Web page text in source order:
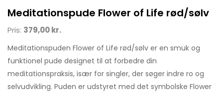
Meditationspude Flower of Life rød/sølv
Pris: 379,00 kr.
Meditationspuden Flower of Life rød/sølv er en smuk og
funktionel pude designet til at forbedre din
meditationspraksis, især for singler, der søger indre ro og
selvudvikling. Puden er udstyret med det symbolske Flower